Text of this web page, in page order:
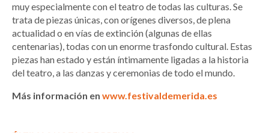
muy especialmente con el teatro de todas las culturas. Se
trata de piezas únicas, con orígenes diversos, de plena
actualidad o en vías de extinción (algunas de ellas
centenarias), todas con un enorme trasfondo cultural. Estas
piezas han estado y están íntimamente ligadas a la historia
del teatro, a las danzas y ceremonias de todo el mundo.
Más información en www.festivaldemerida.es